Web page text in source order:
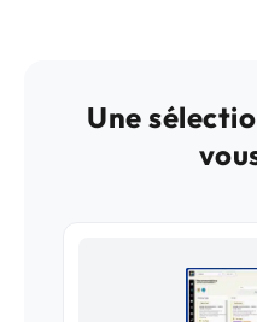
Une